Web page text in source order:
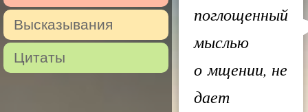
Высказывания
Цитаты
поглощенный
мыслью
о мщении, не
дает